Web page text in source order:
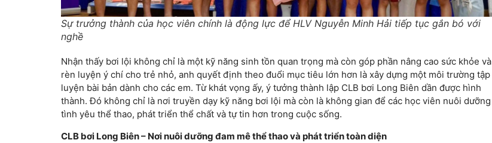
Sự trưởng thành của học viên chính là động lực để HLV Nguyễn Minh Hải tiếp tục gắn bó với
nghề
Nhận thấy bơi lội không chỉ là một kỹ năng sinh tồn quan trọng mà còn góp phần nâng cao sức khỏe và
rèn luyện ý chí cho trẻ nhỏ, anh quyết định theo đuổi mục tiêu lớn hơn là xây dựng một môi trường tập
luyện bài bản dành cho các em. Từ khát vọng ấy, ý tưởng thành lập CLB bơi Long Biên dần được hình
thành. Đó không chỉ là nơi truyền dạy kỹ năng bơi lội mà còn là không gian để các học viên nuôi dưỡng
tình yêu thể thao, phát triển thể chất và tự tin hơn trong cuộc sống.
CLB bơi Long Biên – Nơi nuôi dưỡng đam mê thể thao và phát triển toàn diện